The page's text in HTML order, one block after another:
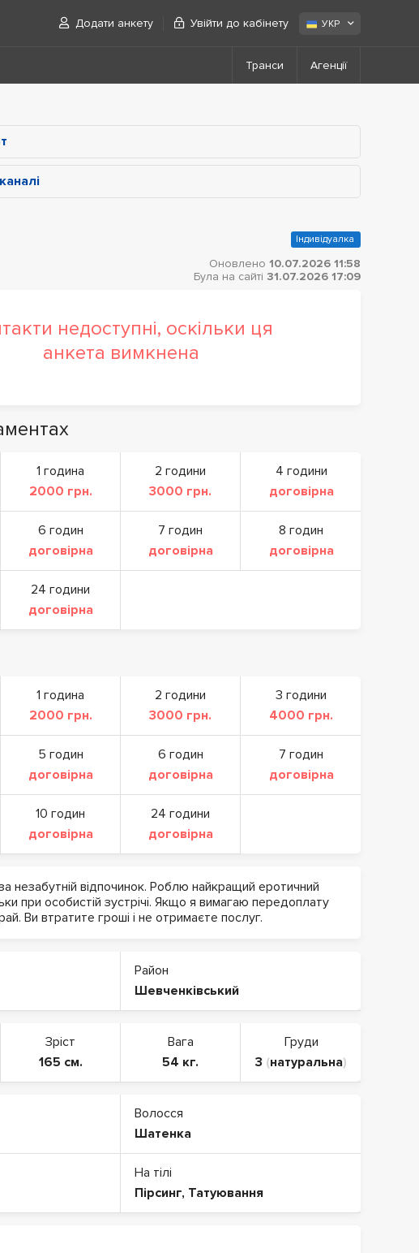
Додати анкету Увійти до кабінету УКР
Транси Агенції
Індивідуалка
Оновлено 10.07.2026 11:58
Була на сайті 31.07.2026 17:09
недоступні, оскільки ця
анкета вимкнена
1 година
2000 грн.
2 години
3000 грн.
4 години
договірна
6 годин
договірна
7 годин
договірна
8 годин
договірна
24 години
договірна
1 година
2000 грн.
2 години
3000 грн.
3 години
4000 грн.
5 годин
договірна
6 годин
договірна
7 годин
договірна
10 годин
договірна
24 години
договірна
незабутній відпочинок. Роблю найкращий еротичний
при особистій зустрічі. Якщо я вимагаю передоплату
Ви втратите гроші і не отримаєте послуг.
Район
Шевченківський
Зріст
165 см.
Вага
54 кг.
Груди
3 (натуральна)
Волосся
Шатенка
На тілі
Пірсинг, Татуювання